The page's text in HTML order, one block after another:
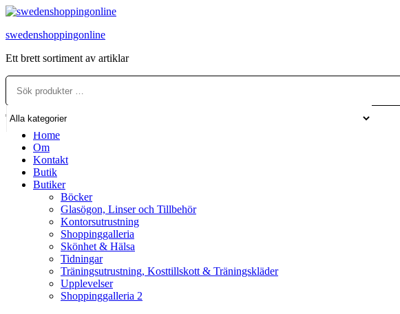
Hoppa
innehållet
swedenshoppingonline
Ett brett sortiment av artiklar
Home
Om
Kontakt
Butik
Butiker
Böcker
Glasögon, Linser och Tillbehör
Kontorsutrustning
Shoppinggalleria
Skönhet & Hälsa
Tidningar
Träningsutrustning, Kosttillskott & Träningskläder
Upplevelser
Shoppinggalleria 2